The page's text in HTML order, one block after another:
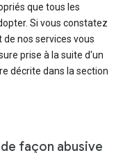
que tous les
Si vous constatez
nos services vous
prise à la suite d'un
décrite dans la section
façon abusive